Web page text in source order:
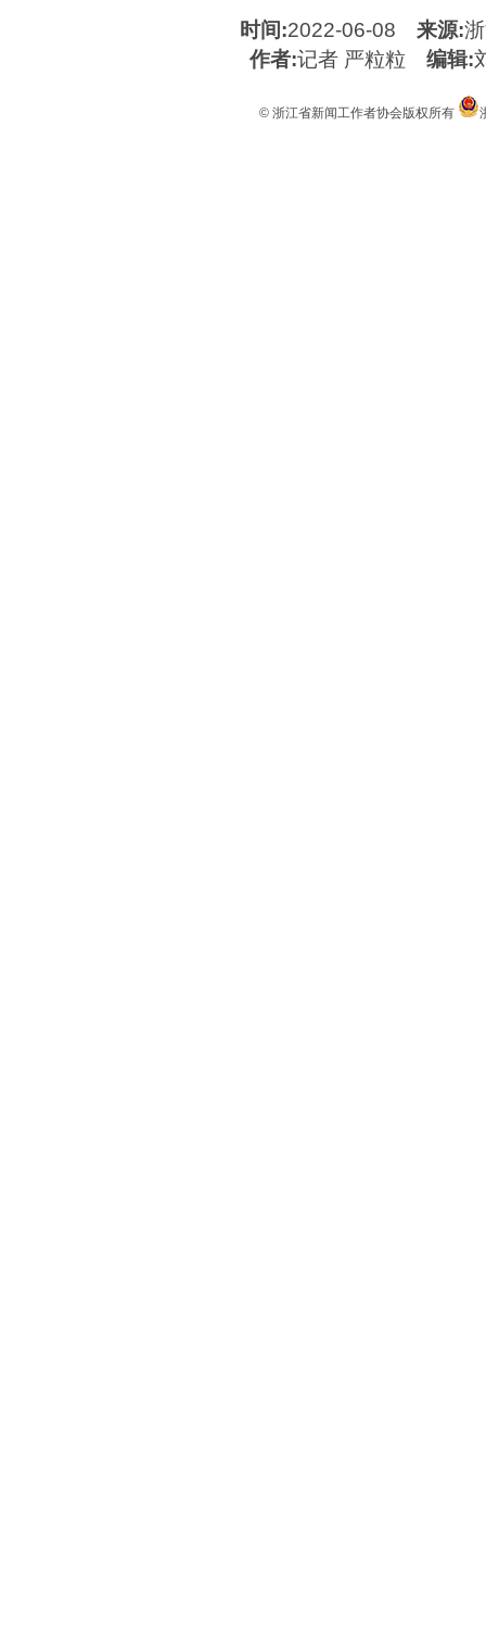
时间:2022-06-08 来源:
作者:记者 严粒粒编辑:
© 浙江省新闻工作者协会版权所有